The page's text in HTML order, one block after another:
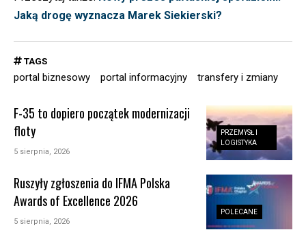
Jaką drogę wyznacza Marek Siekierski?
TAGS
portal biznesowy portal informacyjny transfery i zmiany
PRZEMYSŁ I
LOGISTYKA
F-35 to dopiero początek modernizacji
floty
5 sierpnia, 2026
POLECANE
Ruszyły zgłoszenia do IFMA Polska
Awards of Excellence 2026
5 sierpnia, 2026